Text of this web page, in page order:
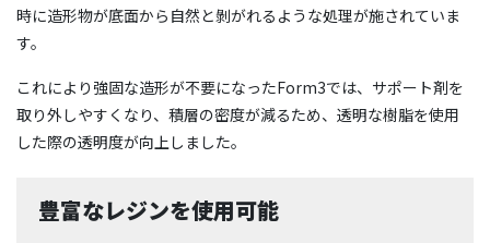
時に造形物が底面から自然と剝がれるような処理が施されていま
す。
これにより強固な造形が不要になったForm3では、サポート剤を
取り外しやすくなり、積層の密度が減るため、透明な樹脂を使用
した際の透明度が向上しました。
豊富なレジンを使用可能